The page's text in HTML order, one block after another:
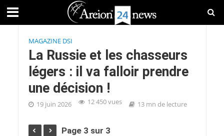
MAGAZINE DSI
La Russie et les chasseurs
légers : il va falloir prendre
une décision !
19 juin 2026 12 450 vues 13 mn de lecture
Page 3 sur 3